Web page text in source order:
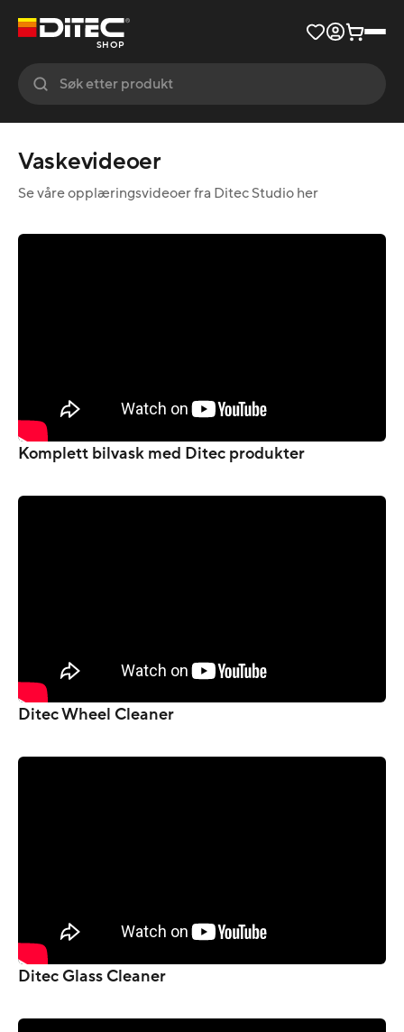
SHOP
Vaskevideoer
Se våre opplæringsvideoer fra Ditec Studio her
Komplett bilvask med Ditec produkter
Ditec Wheel Cleaner
Ditec Glass Cleaner